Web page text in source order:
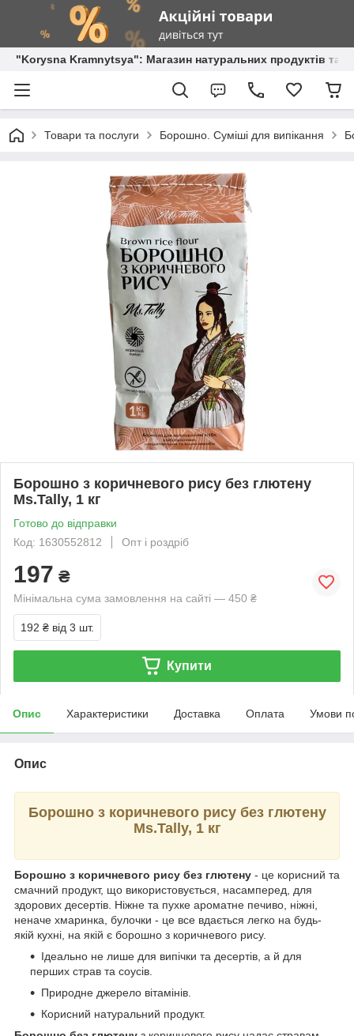
"Korysna Kramnytsya": Магазин натуральних продуктів та
Товари та послуги Борошно. Суміші для випікання
Борошно з коричневого рису без глютену
Ms.Tally, 1 кг
Готово до відправки
Код: 1630552812
Опт і роздріб
197 ₴
Мінімальна сума замовлення на сайті — 450 ₴
192 ₴ від 3 шт.
Купити
Опис Характеристики Доставка Оплата Умови
Опис
Борошно з коричневого рису без глютену
Ms.Tally, 1 кг
Борошно з коричневого рису без глютену - це корисний та
смачний продукт, що використовується, насамперед, для
здорових десертів. Ніжне та пухке ароматне печиво, ніжні,
неначе хмаринка, булочки - це все вдається легко на будь-
якій кухні, на якій є борошно з коричневого рису.
Ідеально не лише для випічки та десертів, а й для
перших страв та соусів.
Природне джерело вітамінів.
Корисний натуральний продукт.